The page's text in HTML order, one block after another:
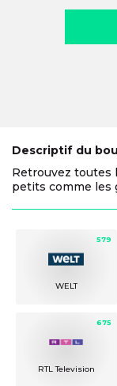
Descriptif du
Retrouvez toutes
petits comme les
579
WELT
675
RTL Television